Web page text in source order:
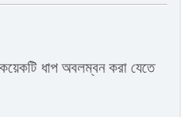
ধাপ অবলম্বন করা যেতে